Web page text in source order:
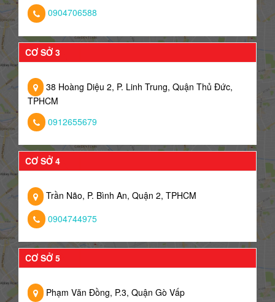
0904706588
CƠ SỞ 3
38 Hoàng Diệu 2, P. Linh Trung, Quận Thủ Đức,
TPHCM
0912655679
CƠ SỞ 4
Trần Não, P. Bình An, Quận 2, TPHCM
0904744975
CƠ SỞ 5
Phạm Văn Đồng, P.3, Quận Gò Vấp